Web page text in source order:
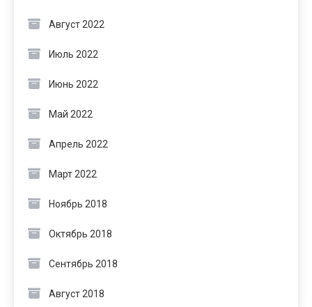
Август 2022
Июль 2022
Июнь 2022
Май 2022
Апрель 2022
Март 2022
Ноябрь 2018
Октябрь 2018
Сентябрь 2018
Август 2018